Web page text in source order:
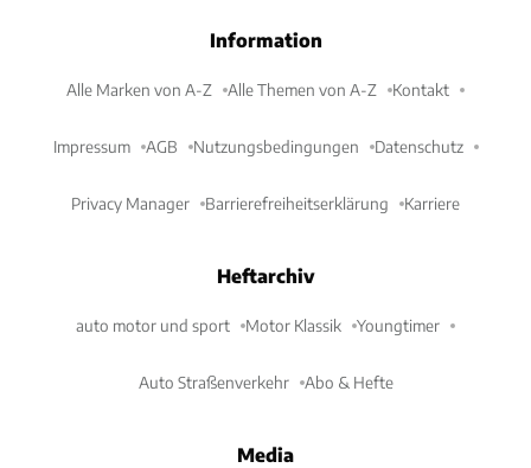
Information
Alle Marken von A-Z Alle Themen von A-Z Kontakt
Impressum AGB Nutzungsbedingungen Datenschutz
Privacy Manager Barrierefreiheitserklärung Karriere
Heftarchiv
auto motor und sport Motor Klassik Youngtimer
Auto Straßenverkehr Abo & Hefte
Media